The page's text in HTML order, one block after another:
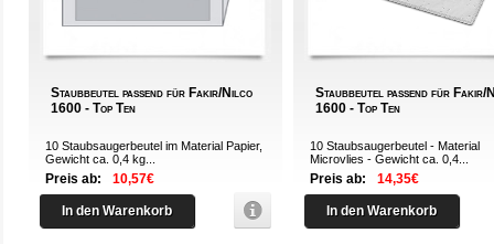
Staubbeutel passend für Fakir/Nilco
1600 - Top Ten
10 Staubsaugerbeutel im Material Papier,
Gewicht ca. 0,4 kg...
Preis ab: 10,57€
In den Warenkorb
Staubbeutel passend für Fakir/
1600 - Top Ten
10 Staubsaugerbeutel - Material
Microvlies - Gewicht ca. 0,4...
Preis ab: 14,35€
In den Warenkorb